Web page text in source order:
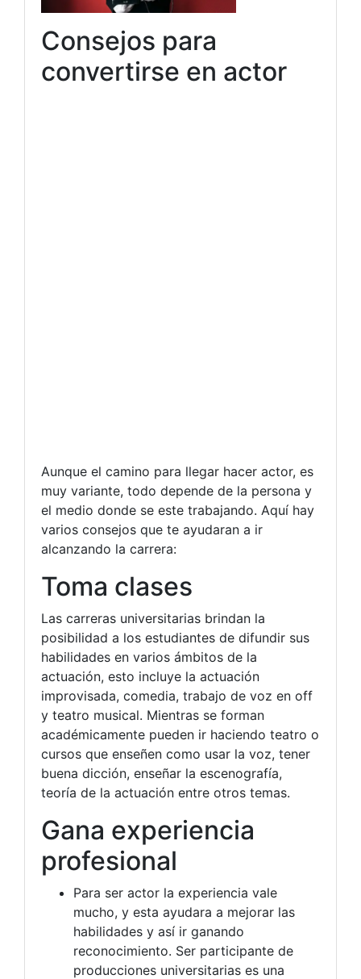
Consejos para
convertirse en actor
Aunque el camino para llegar hacer actor, es
muy variante, todo depende de la persona y
el medio donde se este trabajando. Aquí hay
varios consejos que te ayudaran a ir
alcanzando la carrera:
Toma clases
Las carreras universitarias brindan la
posibilidad a los estudiantes de difundir sus
habilidades en varios ámbitos de la
actuación, esto incluye la actuación
improvisada, comedia, trabajo de voz en off
y teatro musical. Mientras se forman
académicamente pueden ir haciendo teatro o
cursos que enseñen como usar la voz, tener
buena dicción, enseñar la escenografía,
teoría de la actuación entre otros temas.
Gana experiencia
profesional
Para ser actor la experiencia vale
mucho, y esta ayudara a mejorar las
habilidades y así ir ganando
reconocimiento. Ser participante de
producciones universitarias es una